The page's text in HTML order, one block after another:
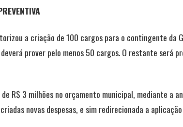
a criação de 100 cargos para o contingente da
prover pelo menos 50 cargos. O restante será
R$ 3 milhões no orçamento municipal, mediante a
novas despesas, e sim redirecionada a